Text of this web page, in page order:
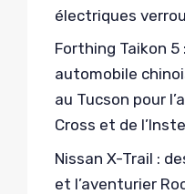
électriques
Forthing Taikon
automobile
au Tucson pour
Cross et de
Nissan X-Trail :
et l’aventurier